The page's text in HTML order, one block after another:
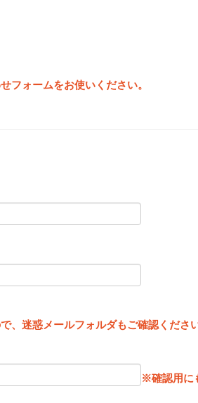
フォームをお使いください。
、迷惑メールフォルダもご確認ください
※確認用に